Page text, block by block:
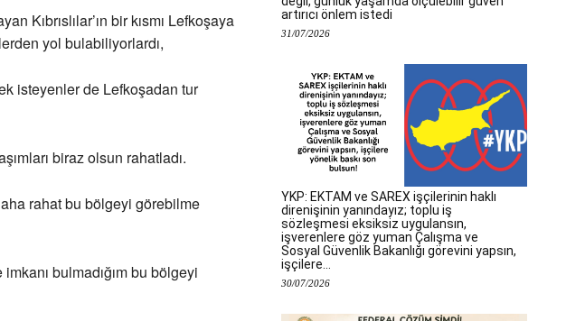
Kıbrıslılar’ın bir kısmı Lefkoşaya
yol bulabiliyorlardı,
isteyenler de Lefkoşadan tur
biraz olsun rahatladı.
rahat bu bölgeyi görebilme
bulmadığım bu bölgeyi
artırıcı önlem istedi
31/07/2026
YKP: EKTAM ve SAREX işçilerinin haklı
direnişinin yanındayız; toplu iş
sözleşmesi eksiksiz uygulansın,
işverenlere göz yuman Çalışma ve
Sosyal Güvenlik Bakanlığı görevini yapsın,
işçilere...
30/07/2026